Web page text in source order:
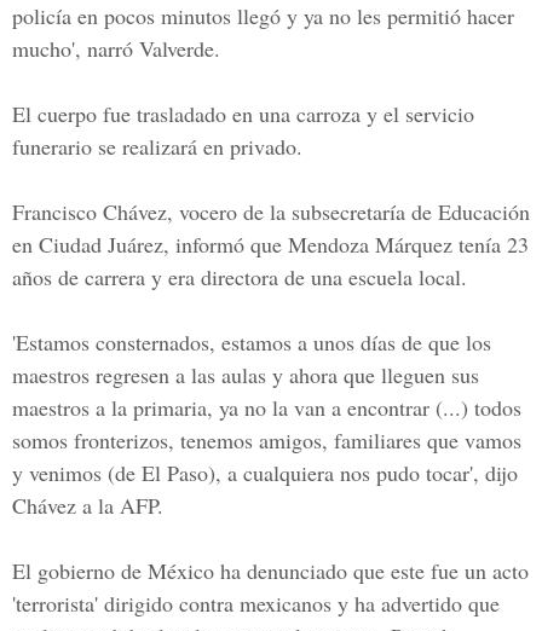
policía en pocos minutos llegó y ya no les permitió hacer
mucho', narró Valverde.
El cuerpo fue trasladado en una carroza y el servicio
funerario se realizará en privado.
Francisco Chávez, vocero de la subsecretaría de Educación
en Ciudad Juárez, informó que Mendoza Márquez tenía 23
años de carrera y era directora de una escuela local.
'Estamos consternados, estamos a unos días de que los
maestros regresen a las aulas y ahora que lleguen sus
maestros a la primaria, ya no la van a encontrar (...) todos
somos fronterizos, tenemos amigos, familiares que vamos
y venimos (de El Paso), a cualquiera nos pudo tocar', dijo
Chávez a la AFP.
El gobierno de México ha denunciado que este fue un acto
'terrorista' dirigido contra mexicanos y ha advertido que